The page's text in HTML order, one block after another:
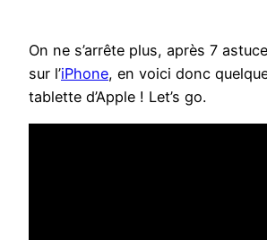
On ne s’arrête plus, après 7
sur l’iPhone, en voici donc
tablette d’Apple ! Let’s go.